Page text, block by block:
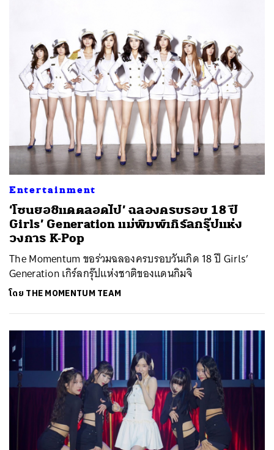
Entertainment
‘โซนยอชิแดตลอดไป’ ฉลองครบรอบ 18 ปี
Girls’ Generation แม่พิมพ์เกิร์ลกรุ๊ปแห่ง
วงการ K-Pop
The Momentum ขอร่วมฉลองครบรอบวันเกิด 18 ปี Girls’
Generation เกิร์ลกรุ๊ปแห่งชาติของแดนกิมจิ
โดย THE MOMENTUM TEAM